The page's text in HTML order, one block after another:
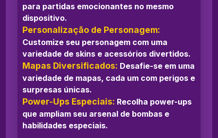
para partidas emocionantes no mesmo
dispositivo.
Personalização de Personagem:
Customize seu personagem com uma
variedade de skins e acessórios divertidos.
Mapas Diversificados: Desafie-se em uma
variedade de mapas, cada um com perigos e
surpresas únicas.
Power-Ups Especiais: Recolha power-ups
que ampliam seu arsenal de bombas e
habilidades especiais.